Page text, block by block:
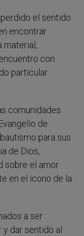
el sentido
encontrar
material,
con
particular
comunidades
de
para sus
de Dios,
sobre el amor
en el icono de la
a ser
dar sentido al